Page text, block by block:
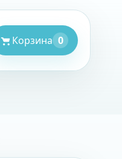
Корзина 0